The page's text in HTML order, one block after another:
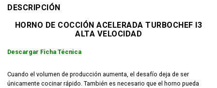
DESCRIPCIÓN
HORNO DE COCCIÓN ACELERADA TURBOCHEF I3
ALTA VELOCIDAD
Descargar Ficha Técnica
Cuando el volumen de producción aumenta, el desafío deja de ser
únicamente cocinar rápido. También es necesario que el horno pueda